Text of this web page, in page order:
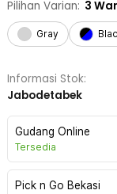
Pilihan Varian: 3
Gray
Informasi Stok:
Jabodetabek
Gudang Online
Tersedia
Pick n Go Bekasi